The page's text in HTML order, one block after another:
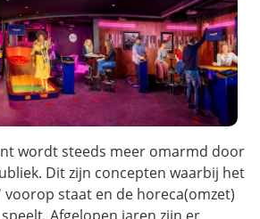
wordt steeds meer omarmd door
Dit zijn concepten waarbij het
voorop staat en de horeca(omzet)
Afgelopen jaren zijn er